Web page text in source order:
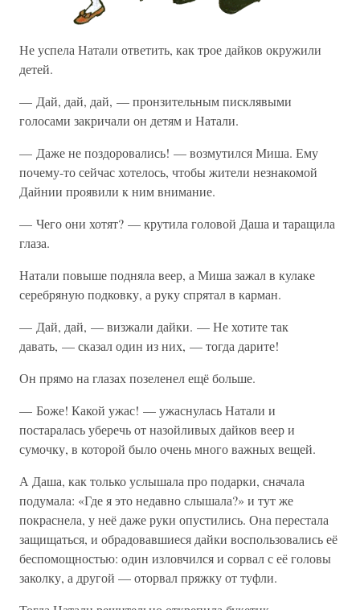
Не успела Натали ответить, как трое дайков окружили
детей.
— Дай, дай, дай, — пронзительным писклявыми
голосами закричали он детям и Натали.
— Даже не поздоровались! — возмутился Миша. Ему
почему-то сейчас хотелось, чтобы жители незнакомой
Дайнии проявили к ним внимание.
— Чего они хотят? — крутила головой Даша и таращила
глаза.
Натали повыше подняла веер, а Миша зажал в кулаке
серебряную подковку, а руку спрятал в карман.
— Дай, дай, — визжали дайки. — Не хотите так
давать, — сказал один из них, — тогда дарите!
Он прямо на глазах позеленел ещё больше.
— Боже! Какой ужас! — ужаснулась Натали и
постаралась уберечь от назойливых дайков веер и
сумочку, в которой было очень много важных вещей.
А Даша, как только услышала про подарки, сначала
подумала: «Где я это недавно слышала?» и тут же
покраснела, у неё даже руки опустились. Она перестала
защищаться, и обрадовавшиеся дайки воспользовались её
беспомощностью: один изловчился и сорвал с её головы
заколку, а другой — оторвал пряжку от туфли.